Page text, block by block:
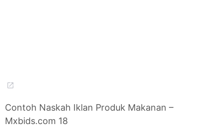
Contoh Naskah Iklan Produk Makanan –
Mxbids.com 18